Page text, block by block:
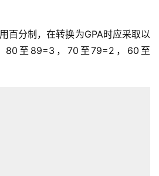
百分制，在转换为GPA时应采取以
80至89=3，70至79=2，60至